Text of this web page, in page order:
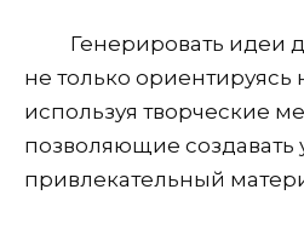
Генерировать идеи
не только ориентируясь
используя творческие
позволяющие создавать
привлекательный